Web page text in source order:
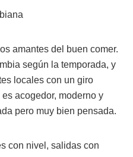
amantes del buen comer.
según la temporada, y
locales con un giro
acogedor, moderno y
pero muy bien pensada.
con nivel, salidas con